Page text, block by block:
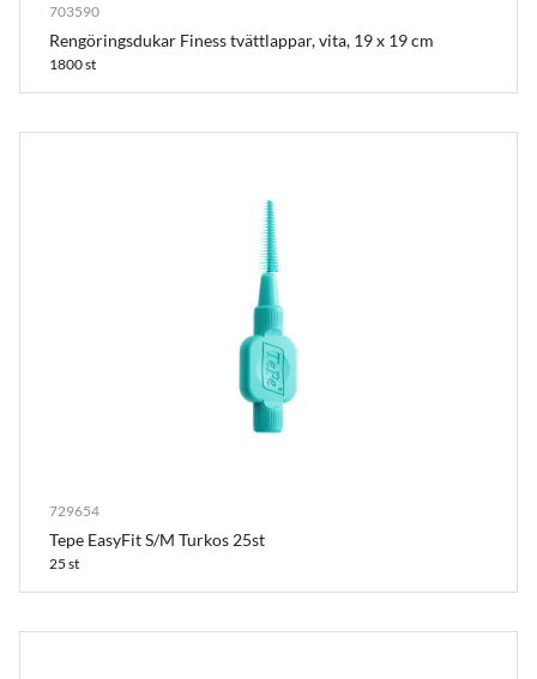
703590
Rengöringsdukar Finess tvättlappar, vita, 19 x 19 cm
1800 st
729654
Tepe EasyFit S/M Turkos 25st
25 st